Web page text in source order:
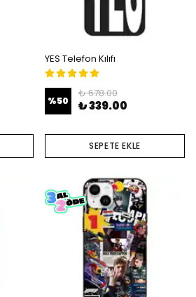
YES Telefon Kılıfı
%50
₺ 678.00
₺ 339.00
SEPETE EKLE